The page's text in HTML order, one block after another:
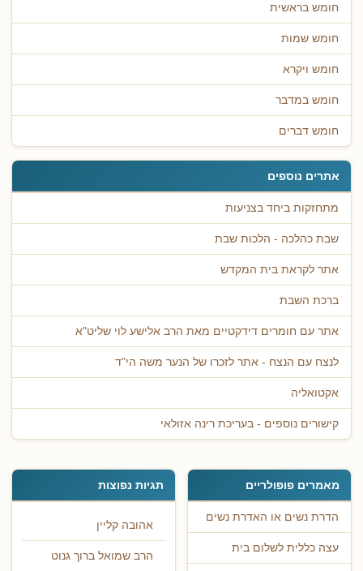
חומש בראשית
חומש שמות
חומש ויקרא
חומש במדבר
חומש דברים
אתרים נוספים
מתחזקות ביחד בצניעות
שבת כהלכה - הלכות שבת
אתר לקראת בית המקדש
ברכת השבת
אתר עם חומרים דידקטיים מאת הרב אלישע לוי שליט"א
לנצח עם הנצח - אתר לזכרו של הנער משה הי"ד
אקטואליה
קישורים נוספים - בעריכת רינה אזולאי
מאמרים פופולריים
הדרת נשים או האדרת נשים
עצה כללית לשלום בית
תגיות נפוצות
אהובה קליין
הרב שמואל ברוך גנוט